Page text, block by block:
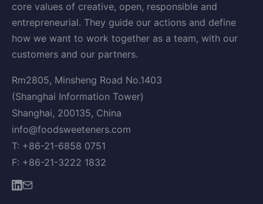
core values of creative, open, responsible and
entrepreneurial. They guide our actions and define
how we want to work together as a team, with our
customers and our partners.
Rm2805, Minsheng Road No.1403
(Shanghai Information Tower)
Shanghai, 200135, China
info@foodsweeteners.com
T: +86-21-6858 0751
F: +86-21-3222 1832